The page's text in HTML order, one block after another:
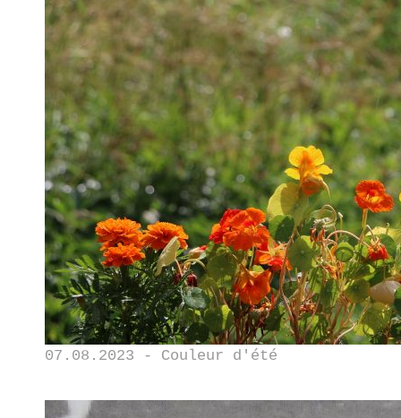
07.08.2023 - Couleur d'été